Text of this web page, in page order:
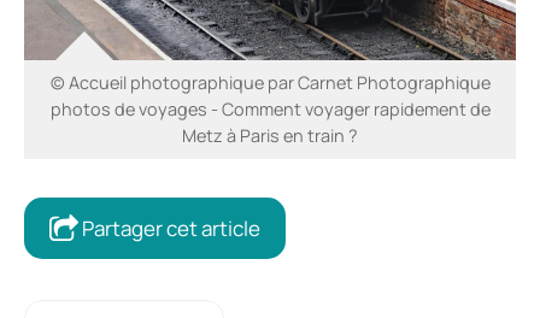
© Accueil photographique par Carnet Photographique
photos de voyages - Comment voyager rapidement de
Metz à Paris en train ?
Partager cet article